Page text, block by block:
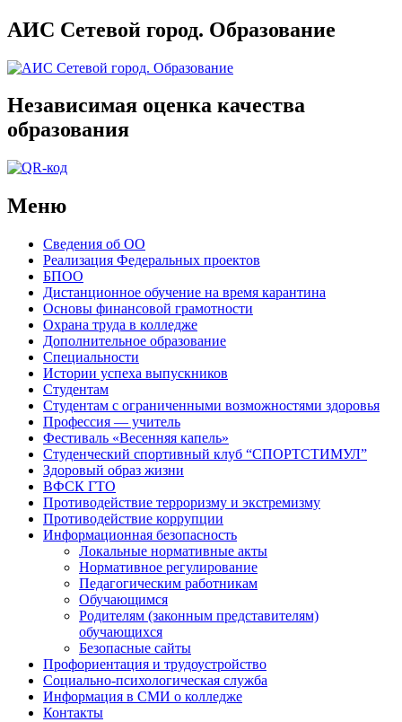
АИС Сетевой город. Образование
Независимая оценка качества
образования
Меню
Сведения об ОО
Реализация Федеральных проектов
БПОО
Дистанционное обучение на время карантина
Основы финансовой грамотности
Охрана труда в колледже
Дополнительное образование
Специальности
Истории успеха выпускников
Студентам
Студентам с ограниченными возможностями здоровья
Профессия — учитель
Фестиваль «Весенняя капель»
Студенческий спортивный клуб “СПОРТСТИМУЛ”
Здоровый образ жизни
ВФСК ГТО
Противодействие терроризму и экстремизму
Противодействие коррупции
Информационная безопасность
Локальные нормативные акты
Нормативное регулирование
Педагогическим работникам
Обучающимся
Родителям (законным представителям)
обучающихся
Безопасные сайты
Профориентация и трудоустройство
Социально-психологическая служба
Информация в СМИ о колледже
Контакты